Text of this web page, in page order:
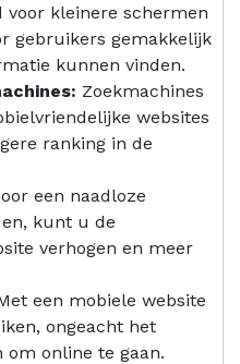
voor kleinere schermen
gebruikers gemakkelijk
kunnen vinden.
Zoekmachines
websites
ranking in de
een naadloze
kunt u de
verhogen en meer
een mobiele website
ongeacht het
online te gaan.